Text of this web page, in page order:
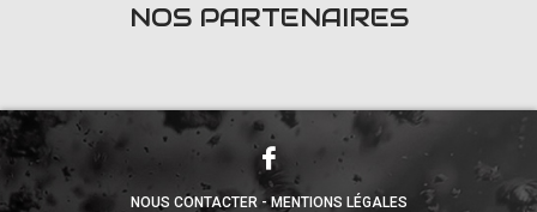
NOS PARTENAIRES
NOUS CONTACTER
MENTIONS LÉGALES